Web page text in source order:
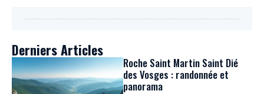
Derniers Articles
Roche Saint Martin Saint Dié
des Vosges : randonnée et
panorama